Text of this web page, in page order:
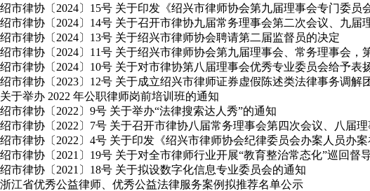
绍市律协〔2024〕15号 关于印发《绍兴市律师协会第九届理事会专门委员
绍市律协〔2024〕14号 关于召开市律协九届常务理事会第二次会议、九届
绍市律协〔2024〕13号 关于绍兴市律师协会聘请第二届监督员的决定
绍市律协〔2024〕11号 关于绍兴市律师协会第九届理事会、常务理事会
绍市律协〔2024〕10号 关于对市律协第八届理事会优秀专业委员会给予表
绍市律协〔2023〕12号 关于成立绍兴市律师证券虚假陈述类法律事务调解
关于举办 2022 年公职律师岗前培训班的通知
绍市律协〔2022〕9号 关于举办“法律搜索达人秀”的通知
绍市律协〔2022〕7号 关于召开市律协八届常务理事会第四次会议、八届
绍市律协〔2022〕4号 关于印发《绍兴市律师协会纪律委员会办案人员办
绍市律协〔2021〕19号 关于对全市律师行业开展“教育整治常态化”巡回督
绍市律协〔2021〕18号 关于拟设数字化信息专业委员会的通知
浙江省优秀公益律师、优秀公益法律服务案例拟推荐名单公示